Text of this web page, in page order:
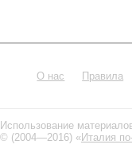
О нас Правила
Использование
© (2004—2016) «Италия